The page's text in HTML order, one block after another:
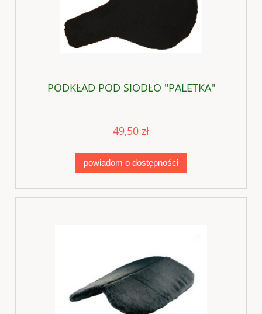
PODKŁAD POD SIODŁO "PALETKA"
49,50 zł
powiadom o dostępności